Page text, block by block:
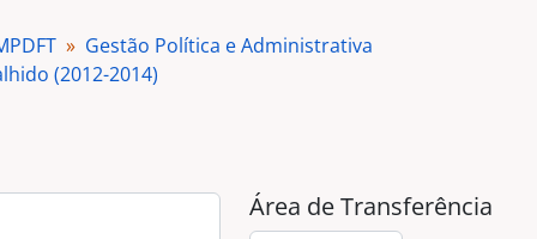
Termo de Posse
Dezan
Gestão Política e Administrativa
(2012-2014)
Área de Transferência